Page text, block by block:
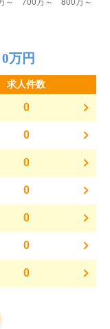
0万円
求人件数
0
0
0
0
0
0
0